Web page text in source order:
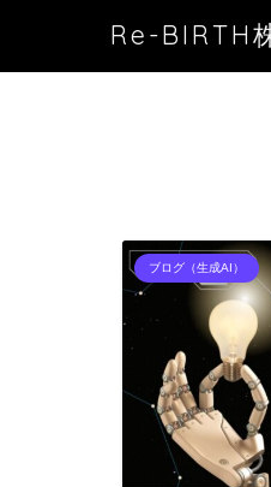
Re-BIRTH
ブログ（生成AI）